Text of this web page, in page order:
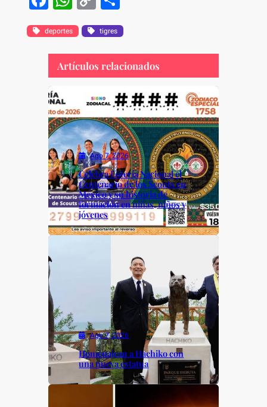
a
c
e
b
o
o
k
h
at
s
A
p
o
p
y
Li
n
k
h
ar
e
deportes tigres
Artículos relacionados
Ago 7, 2026
Celebra Lotería Nacional el
Centenario de los Scouts en
México y su historia de
formación en niñas, niños y
jóvenes
Ago 7, 2026
Homenajean a Hachiko con
una nueva estatua